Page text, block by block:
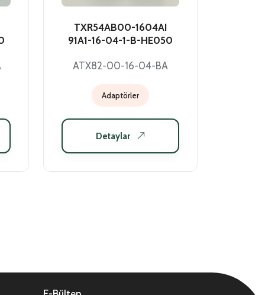
TXR54AB00-1604AI
91A1-16-04-1-B-HE050
ATX82-00-16-04-BA
Adaptörler
Detaylar